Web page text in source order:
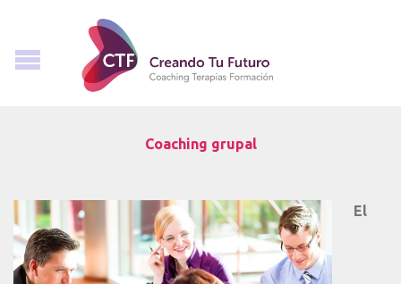
Coaching grupal
El